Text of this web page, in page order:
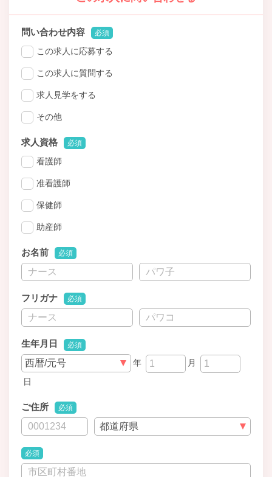
問い合わせ内容 必須
この求人に応募する
この求人に質問する
求人見学をする
その他
求人資格 必須
看護師
准看護師
保健師
助産師
お名前 必須
フリガナ 必須
生年月日 必須
年
月
日
ご住所 必須
必須